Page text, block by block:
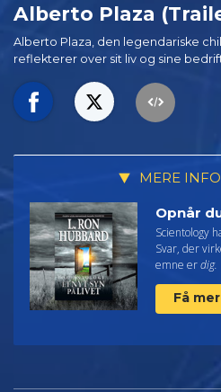
Alberto Plaza
Alberto Plaza, den legendariske
reflekterer over sit liv og sine
MERE
Opnår
Scientology
Svar, der
emne erdig.
Få